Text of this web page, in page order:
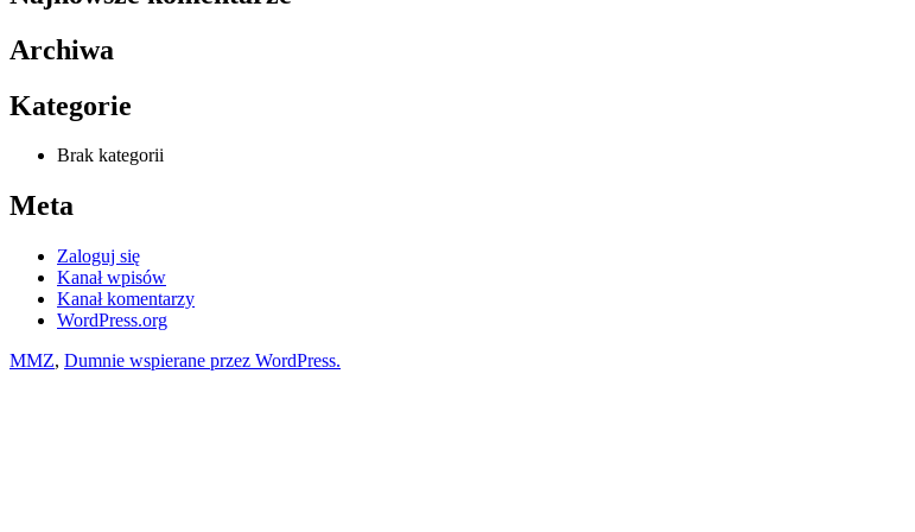
Archiwa
Kategorie
Brak kategorii
Meta
Zaloguj się
Kanał wpisów
Kanał komentarzy
WordPress.org
MMZ, Dumnie wspierane przez WordPress.